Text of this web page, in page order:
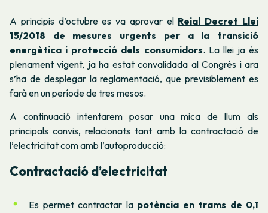
A principis d’octubre es va aprovar el Reial Decret Llei
15/2018
de mesures urgents per a la transició
energètica i protecció dels consumidors. La llei ja és
plenament vigent, ja ha estat convalidada al Congrés i ara
s’ha de desplegar la reglamentació, que previsiblement es
farà en un període de tres mesos.
A continuació intentarem posar una mica de llum als
principals canvis, relacionats tant amb la contractació de
l’electricitat com amb l’autoproducció:
Contractació d’electricitat
Es permet contractar la potència en trams de 0,1